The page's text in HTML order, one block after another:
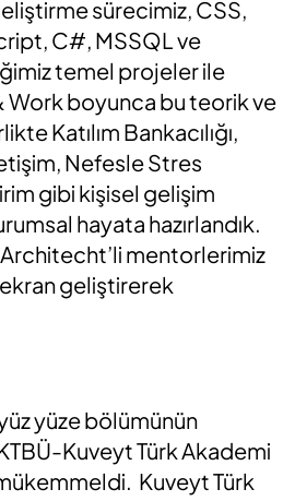
sürecimiz, CSS,
C#, MSSQL ve
temel projeler ile
Work boyunca bu teorik ve
Katılım Bankacılığı,
Nefesle Stres
gibi kişisel gelişim
hayata hazırlandık.
Architecht’li mentorlerimiz
geliştirerek
yüze bölümünün
Kuveyt Türk Akademi
Kuveyt Türk